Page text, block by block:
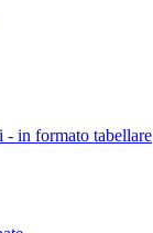
in formato tabellare